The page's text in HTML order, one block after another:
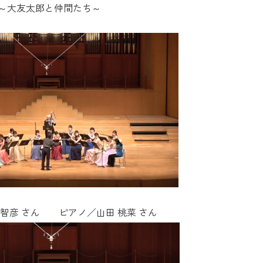
大友太郎と仲間たち～
智彦 さん ピアノ／山田 桃菜 さん